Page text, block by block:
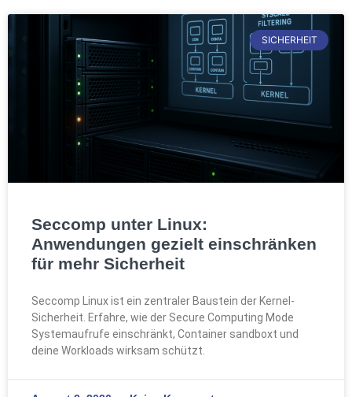
SICHERHEIT
Seccomp unter Linux:
Anwendungen gezielt einschränken
für mehr Sicherheit
Seccomp Linux ist ein zentraler Baustein der Kernel-
Sicherheit. Erfahre, wie der Secure Computing Mode
Systemaufrufe einschränkt, Container sandboxt und
deine Workloads wirksam schützt.